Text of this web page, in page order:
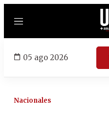
Menú
05 ago 2026
Nacionales